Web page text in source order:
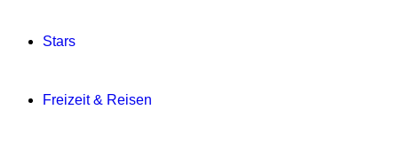
Stars
Freizeit & Reisen